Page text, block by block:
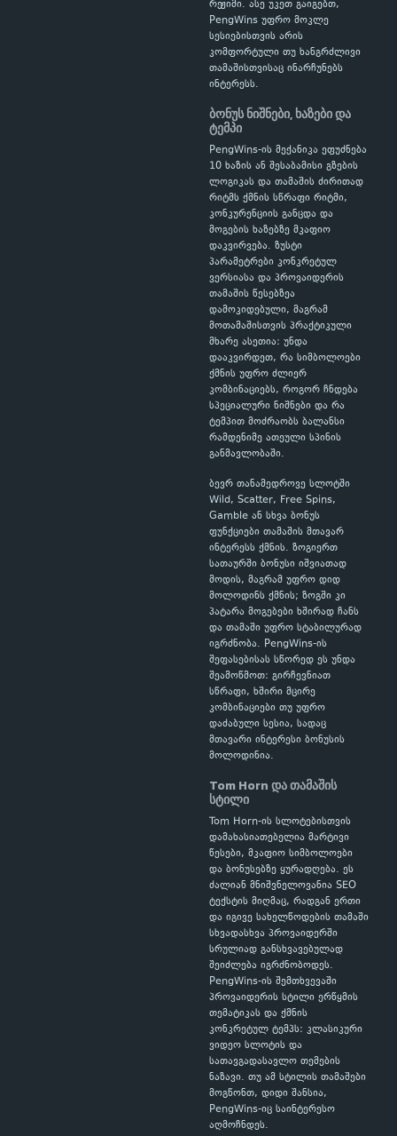
რეჟიმი. ასე უკეთ გაიგებთ,
PengWins უფრო მოკლე
სესიებისთვის არის
კომფორტული თუ ხანგრძლივი
თამაშისთვისაც ინარჩუნებს
ინტერესს.
ბონუს ნიშნები, ხაზები და
ტემპი
PengWins-ის მექანიკა ეფუძნება
10 ხაზის ან შესაბამისი გზების
ლოგიკას და თამაშის ძირითად
რიტმს ქმნის სწრაფი რიტმი,
კონკურენციის განცდა და
მოგების ხაზებზე მკაფიო
დაკვირვება. ზუსტი
პარამეტრები კონკრეტულ
ვერსიასა და პროვაიდერის
თამაშის წესებზეა
დამოკიდებული, მაგრამ
მოთამაშისთვის პრაქტიკული
მხარე ასეთია: უნდა
დააკვირდეთ, რა სიმბოლოები
ქმნის უფრო ძლიერ
კომბინაციებს, როგორ ჩნდება
სპეციალური ნიშნები და რა
ტემპით მოძრაობს ბალანსი
რამდენიმე ათეული სპინის
განმავლობაში.
ბევრ თანამედროვე სლოტში
Wild, Scatter, Free Spins,
Gamble ან სხვა ბონუს
ფუნქციები თამაშის მთავარ
ინტერესს ქმნის. ზოგიერთ
სათაურში ბონუსი იშვიათად
მოდის, მაგრამ უფრო დიდ
მოლოდინს ქმნის; ზოგში კი
პატარა მოგებები ხშირად ჩანს
და თამაში უფრო სტაბილურად
იგრძნობა. PengWins-ის
შეფასებისას სწორედ ეს უნდა
შეამოწმოთ: გირჩევნიათ
სწრაფი, ხშირი მცირე
კომბინაციები თუ უფრო
დაძაბული სესია, სადაც
მთავარი ინტერესი ბონუსის
მოლოდინია.
Tom Horn და თამაშის
სტილი
Tom Horn-ის სლოტებისთვის
დამახასიათებელია მარტივი
წესები, მკაფიო სიმბოლოები
და ბონუსებზე ყურადღება. ეს
ძალიან მნიშვნელოვანია SEO
ტექსტის მიღმაც, რადგან ერთი
და იგივე სახელწოდების თამაში
სხვადასხვა პროვაიდერში
სრულიად განსხვავებულად
შეიძლება იგრძნობოდეს.
PengWins-ის შემთხვევაში
პროვაიდერის სტილი ერწყმის
თემატიკას და ქმნის
კონკრეტულ ტემპს: კლასიკური
ვიდეო სლოტის და
სათავგადასავლო თემების
ნაზავი. თუ ამ სტილის თამაშები
მოგწონთ, დიდი შანსია,
PengWins-იც საინტერესო
აღმოჩნდეს.